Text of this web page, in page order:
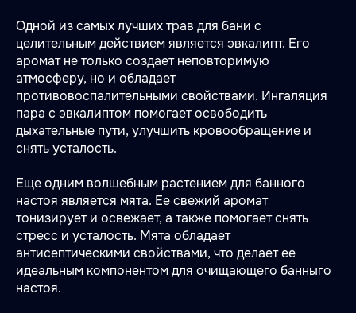
Одной из самых лучших трав для бани с
целительным действием является эвкалипт. Его
аромат не только создает неповторимую
атмосферу, но и обладает
противовоспалительными свойствами. Ингаляция
пара с эвкалиптом помогает освободить
дыхательные пути, улучшить кровообращение и
снять усталость.
Еще одним волшебным растением для банного
настоя является мята. Ее свежий аромат
тонизирует и освежает, а также помогает снять
стресс и усталость. Мята обладает
антисептическими свойствами, что делает ее
идеальным компонентом для очищающего банныго
настоя.